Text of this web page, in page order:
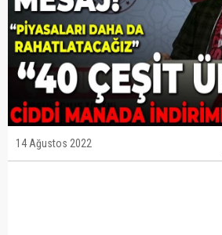
14 Ağustos 2022